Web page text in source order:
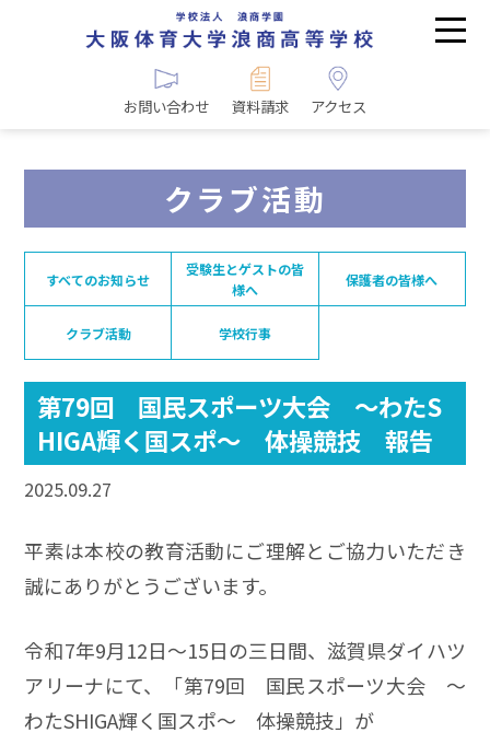
お問い合わせ 資料請求 アクセス
クラブ活動
すべてのお知らせ
受験生とゲストの皆
様へ
保護者の皆様へ
クラブ活動 学校行事
第79回 国民スポーツ大会 ～わたS
HIGA輝く国スポ～ 体操競技 報告
2025.09.27
平素は本校の教育活動にご理解とご協力いただき
誠にありがとうございます。
令和7年9月12日～15日の三日間、滋賀県ダイハツ
アリーナにて、「第79回 国民スポーツ大会 ～
わたSHIGA輝く国スポ～ 体操競技」が